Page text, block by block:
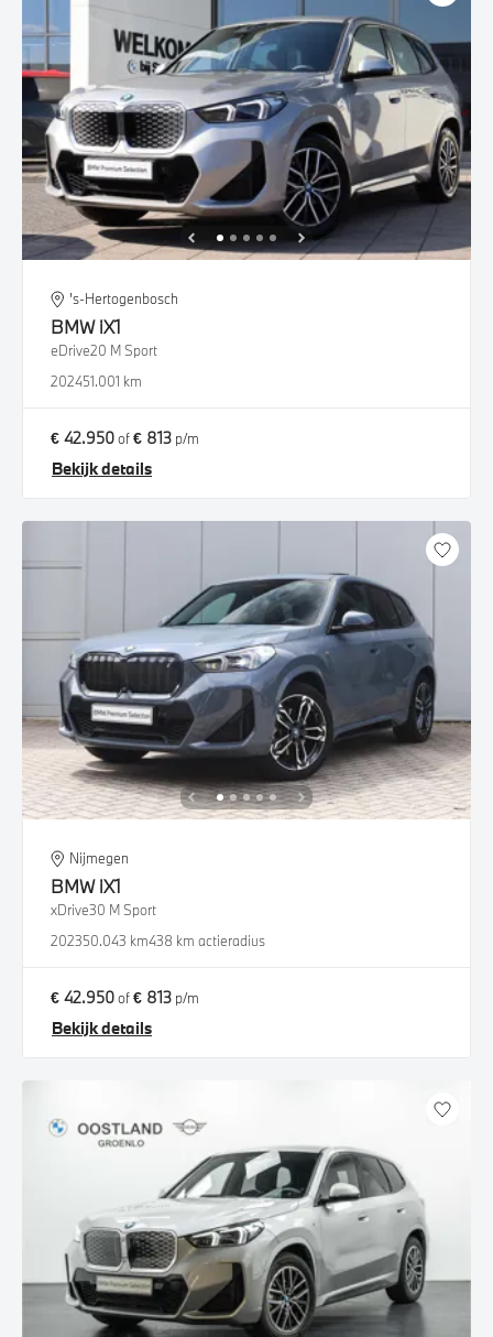
's-Hertogenbosch
BMW iX1
eDrive20 M Sport
202451.001 km
€ 42.950of€ 813 p/m
Bekijk details
Nijmegen
BMW iX1
xDrive30 M Sport
202350.043 km438 km actieradius
€ 42.950of€ 813 p/m
Bekijk details